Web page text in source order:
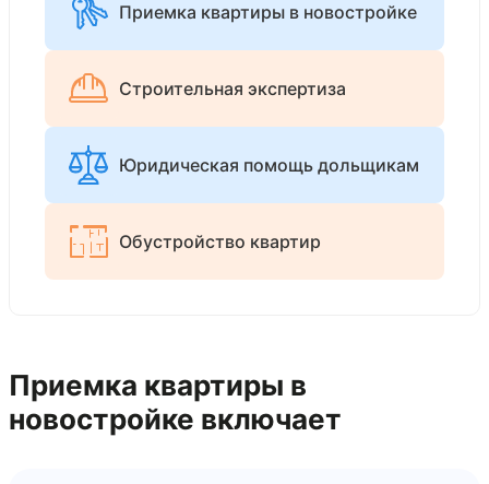
Приемка квартиры в новостройке
Строительная экспертиза
Юридическая помощь дольщикам
Обустройство квартир
Приемка квартиры в
новостройке включает